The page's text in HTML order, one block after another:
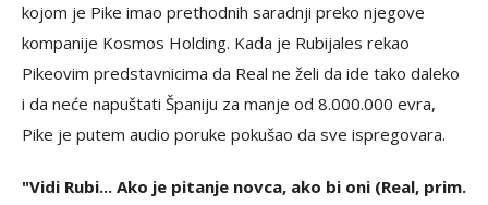
kojom je Pike imao prethodnih saradnji preko njegove
kompanije Kosmos Holding. Kada je Rubijales rekao
Pikeovim predstavnicima da Real ne želi da ide tako daleko
i da neće napuštati Španiju za manje od 8.000.000 evra,
Pike je putem audio poruke pokušao da sve ispregovara.
"Vidi Rubi... Ako je pitanje novca, ako bi oni (Real, prim.